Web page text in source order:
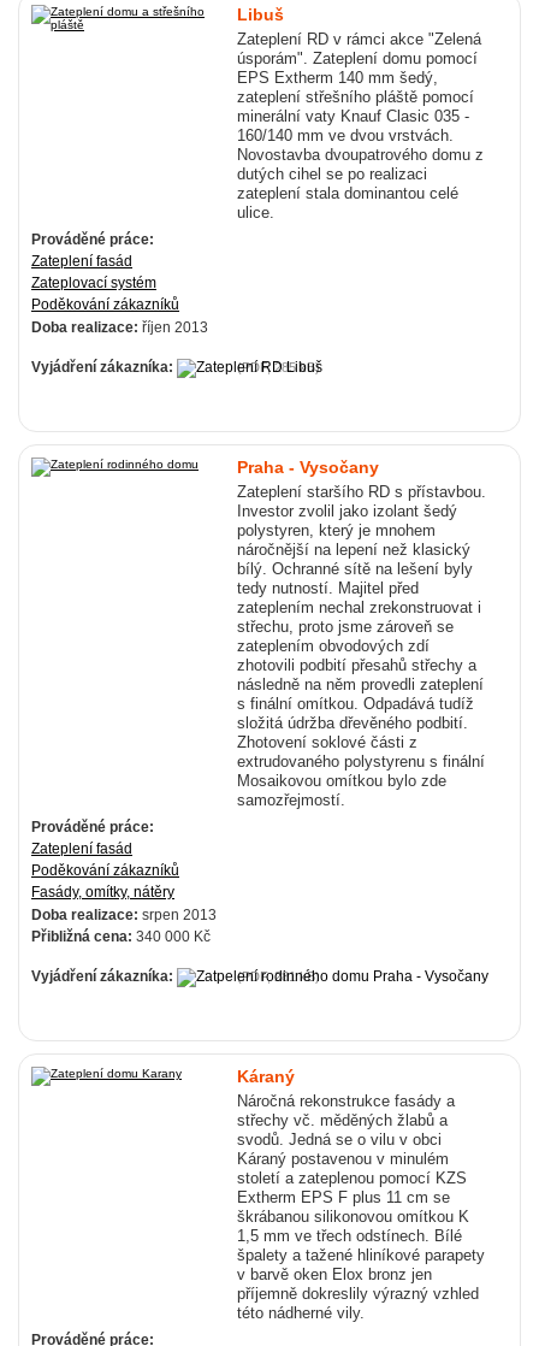
Libuš
Zateplení RD v rámci akce "Zelená
úsporám". Zateplení domu pomocí
EPS Extherm 140 mm šedý,
zateplení střešního pláště pomocí
minerální vaty Knauf Clasic 035 -
160/140 mm ve dvou vrstvách.
Novostavba dvoupatrového domu z
dutých cihel se po realizaci
zateplení stala dominantou celé
ulice.
Prováděné práce:
Zateplení fasád
Zateplovací systém
Poděkování zákazníků
Doba realizace: říjen 2013
Vyjádření zákazníka: (PDF, 285 kB)
Praha - Vysočany
Zateplení staršího RD s přístavbou.
Investor zvolil jako izolant šedý
polystyren, který je mnohem
náročnější na lepení než klasický
bílý. Ochranné sítě na lešení byly
tedy nutností. Majitel před
zateplením nechal zrekonstruovat i
střechu, proto jsme zároveň se
zateplením obvodových zdí
zhotovili podbití přesahů střechy a
následně na něm provedli zateplení
s finální omítkou. Odpadává tudíž
složitá údržba dřevěného podbití.
Zhotovení soklové části z
extrudovaného polystyrenu s finální
Mosaikovou omítkou bylo zde
samozřejmostí.
Prováděné práce:
Zateplení fasád
Poděkování zákazníků
Fasády, omítky, nátěry
Doba realizace: srpen 2013
Přibližná cena: 340 000 Kč
Vyjádření zákazníka: (PDF, 281 kB)
Káraný
Náročná rekonstrukce fasády a
střechy vč. měděných žlabů a
svodů. Jedná se o vilu v obci
Káraný postavenou v minulém
století a zateplenou pomocí KZS
Extherm EPS F plus 11 cm se
škrábanou silikonovou omítkou K
1,5 mm ve třech odstínech. Bílé
špalety a tažené hliníkové parapety
v barvě oken Elox bronz jen
příjemně dokreslily výrazný vzhled
této nádherné vily.
Prováděné práce: